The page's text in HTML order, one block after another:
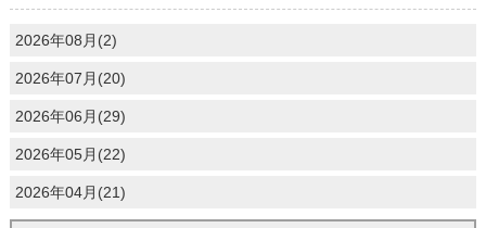
2026年08月(2)
2026年07月(20)
2026年06月(29)
2026年05月(22)
2026年04月(21)